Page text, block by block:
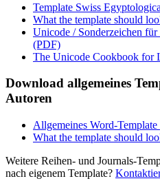
Template Swiss
What the template should
Unicode / Sonderzeichen
(PDF)
The Unicode Cookbook for
Download allgemeines
Autoren
Allgemeines Word-
What the template should
Weitere Reihen- und Journals-
nach eigenem Template?